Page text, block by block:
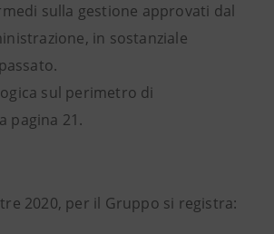
sulla gestione approvati dal
in sostanziale
sul perimetro di
pagina 21.
2020, per il Gruppo si registra: